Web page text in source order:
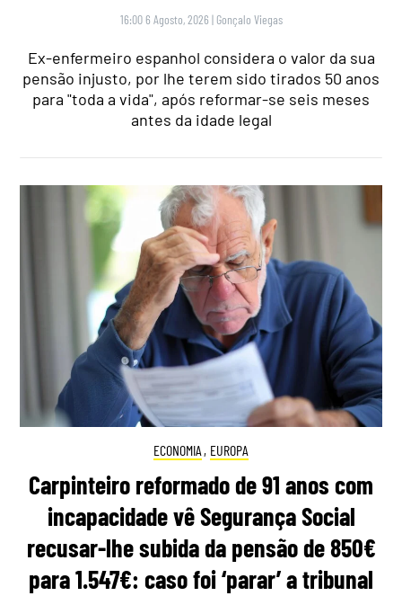
16:00 6 Agosto, 2026 | Gonçalo Viegas
Ex-enfermeiro espanhol considera o valor da sua
pensão injusto, por lhe terem sido tirados 50 anos
para "toda a vida", após reformar-se seis meses
antes da idade legal
ECONOMIA , EUROPA
Carpinteiro reformado de 91 anos com
incapacidade vê Segurança Social
recusar-lhe subida da pensão de 850€
para 1.547€: caso foi ‘parar’ a tribunal